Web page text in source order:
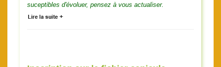
suceptibles d'évoluer, pensez à vous actualiser.